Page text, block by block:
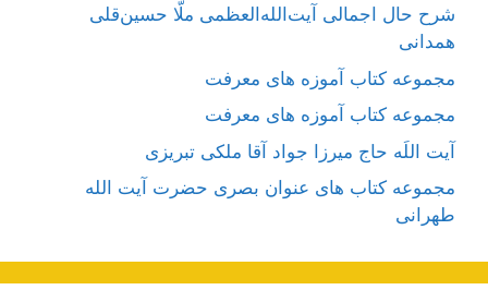
شرح حال اجمالی آیت‌الله‌العظمی ملّا حسین‌قلی
همدانی
مجموعه کتاب آموزه های معرفت
مجموعه کتاب آموزه های معرفت
آیت اللَه حاج میرزا جواد آقا ملکی تبریزی
مجموعه کتاب های عنوان بصری حضرت آیت الله
طهرانی